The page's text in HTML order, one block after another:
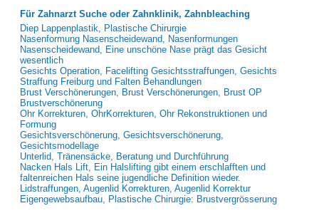
Für Zahnarzt Suche oder Zahnklinik, Zahnbleaching
Diep Lappenplastik, Plastische Chirurgie
Nasenformung Nasenscheidewand, Nasenformungen
Nasenscheidewand, Eine unschöne Nase prägt das Gesicht
wesentlich
Gesichts Operation, Facelifting Gesichtsstraffungen, Gesichts
Straffung Freiburg und Falten Behandlungen
Brust Verschönerungen, Brust Verschönerungen, Brust OP
Brustverschönerung
Ohr Korrekturen, OhrKorrekturen, Ohr Rekonstruktionen und
Formung
Gesichtsverschönerung, Gesichtsverschönerung,
Gesichtsmodellage
Unterlid, Tränensäcke, Beratung und Durchführung
Nacken Hals Lift, Ein Halslifting gibt einem erschlafften und
faltenreichen Hals seine jugendliche Definition wieder.
Lidstraffungen, Augenlid Korrekturen, Augenlid Korrektur
Eigengewebsaufbau, Plastische Chirurgie: Brustvergrösserung